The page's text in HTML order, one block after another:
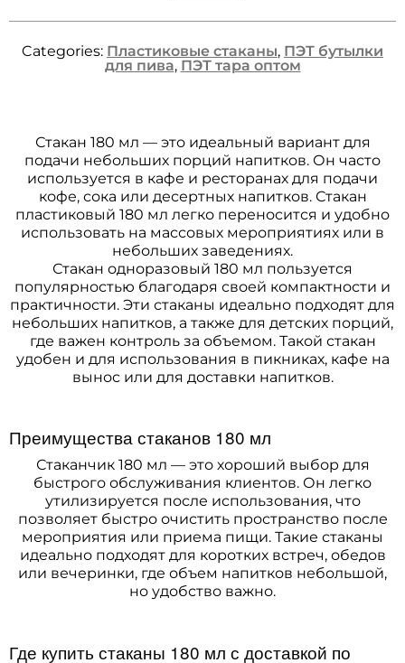
Categories: Пластиковые стаканы, ПЭТ бутылки
для пива, ПЭТ тара оптом
Стакан 180 мл — это идеальный вариант для
подачи небольших порций напитков. Он часто
используется в кафе и ресторанах для подачи
кофе, сока или десертных напитков. Стакан
пластиковый 180 мл легко переносится и удобно
использовать на массовых мероприятиях или в
небольших заведениях.
Стакан одноразовый 180 мл пользуется
популярностью благодаря своей компактности и
практичности. Эти стаканы идеально подходят для
небольших напитков, а также для детских порций,
где важен контроль за объемом. Такой стакан
удобен и для использования в пикниках, кафе на
вынос или для доставки напитков.
Преимущества стаканов 180 мл
Стаканчик 180 мл — это хороший выбор для
быстрого обслуживания клиентов. Он легко
утилизируется после использования, что
позволяет быстро очистить пространство после
мероприятия или приема пищи. Такие стаканы
идеально подходят для коротких встреч, обедов
или вечеринки, где объем напитков небольшой,
но удобство важно.
Где купить стаканы 180 мл с доставкой по